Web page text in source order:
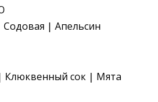
| Апельсин
Клюквенный сок | Мята